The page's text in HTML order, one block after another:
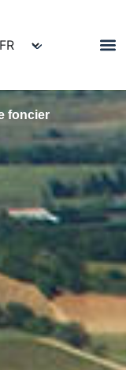
foncier